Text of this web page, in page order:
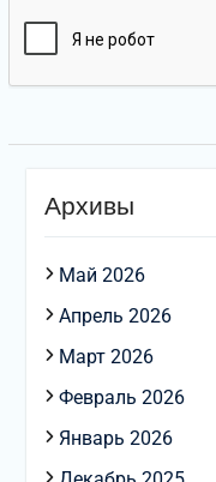
Архивы
Май 2026
Апрель 2026
Март 2026
Февраль 2026
Январь 2026